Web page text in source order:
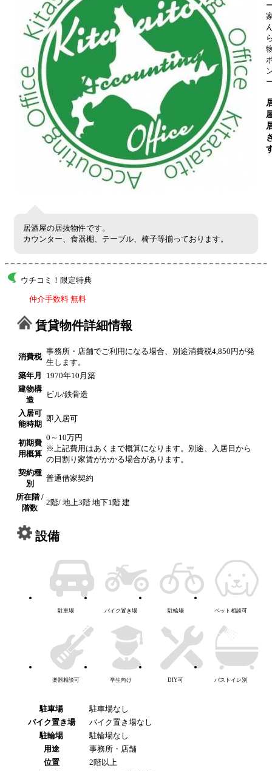
居酒屋の居抜物件です。
カウンター、食器棚、テーブル、椅子等揃っております。
ウチコミ！限定特典
仲介手数料 無料
賃貸物件詳細情報
消費税
事務所・店舗でご利用になる場合、別途消費税4,850円が発
生します。
築年月
1970年10月築
建物構
造
ビル/鉄骨造
入居可
能時期
即入居可
初期費
用概算
0～10万円
※上記費用はあくまで概算になります。別途、入居日から
の日割り家賃がかかる場合があります。
契約種
別
普通借家契約
所在階 /
階数
2階/ 地上3階 地下1階 建
設備
駐車場 バイク置き場 駐輪場 ペット相談可
楽器相談可 学生向け DIY可 バストイレ別
駐車場
駐車場なし
バイク置き場
バイク置き場なし
駐輪場
駐輪場なし
用途
事務所・店舗
位置
2階以上